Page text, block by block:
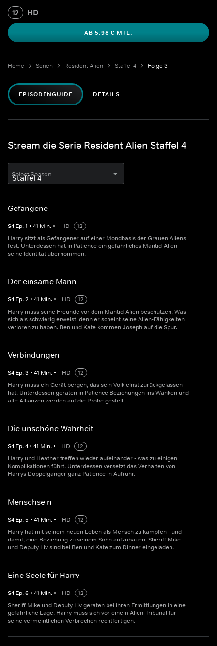
12 HD
AB 5,98 € MTL.
Home Serien Resident Alien Staffel 4 Folge 3
EPISODENGUIDE DETAILS
Stream die Serie Resident Alien Staffel 4
Select Season
Gefangene
S4 Ep.1 • 41 Min. • HD
12
Harry sitzt als Gefangener auf einer Mondbasis der Grauen Aliens
fest. Unterdessen hat in Patience ein gefährliches Mantid-Alien
seine Identität übernommen.
Der einsame Mann
S4 Ep.2 • 41 Min. • HD
12
Harry muss seine Freunde vor dem Mantid-Alien beschützen. Was
sich als schwierig erweist, denn er scheint seine Alien-Fähigkeiten
verloren zu haben. Ben und Kate kommen Joseph auf die Spur.
Verbindungen
S4 Ep.3 • 41 Min. • HD
12
Harry muss ein Gerät bergen, das sein Volk einst zurückgelassen
hat. Unterdessen geraten in Patience Beziehungen ins Wanken und
alte Allianzen werden auf die Probe gestellt.
Die unschöne Wahrheit
S4 Ep.4 • 41 Min. • HD
12
Harry und Heather treffen wieder aufeinander - was zu einigen
Komplikationen führt. Unterdessen versetzt das Verhalten von
Harrys Doppelgänger ganz Patience in Aufruhr.
Menschsein
S4 Ep.5 • 41 Min. • HD
12
Harry hat mit seinem neuen Leben als Mensch zu kämpfen - und
damit, eine Beziehung zu seinem Sohn aufzubauen. Sheriff Mike
und Deputy Liv sind bei Ben und Kate zum Dinner eingeladen.
Eine Seele für Harry
S4 Ep.6 • 41 Min. • HD
12
Sheriff Mike und Deputy Liv geraten bei ihren Ermittlungen in eine
gefährliche Lage. Harry muss sich vor einem Alien-Tribunal für
seine vermeintlichen Verbrechen rechtfertigen.